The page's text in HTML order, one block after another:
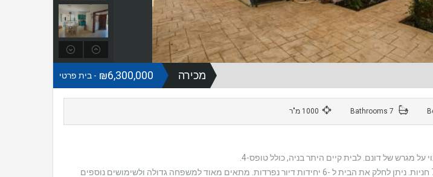
מכירה ₪6,300,000 - בית פרטי
1000 מ"ר